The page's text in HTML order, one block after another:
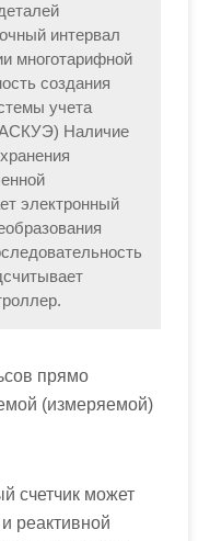
интервал
многотарифной
создания
учета
Наличие
электронный
прямо
(измеряемой)
счетчик может
реактивной